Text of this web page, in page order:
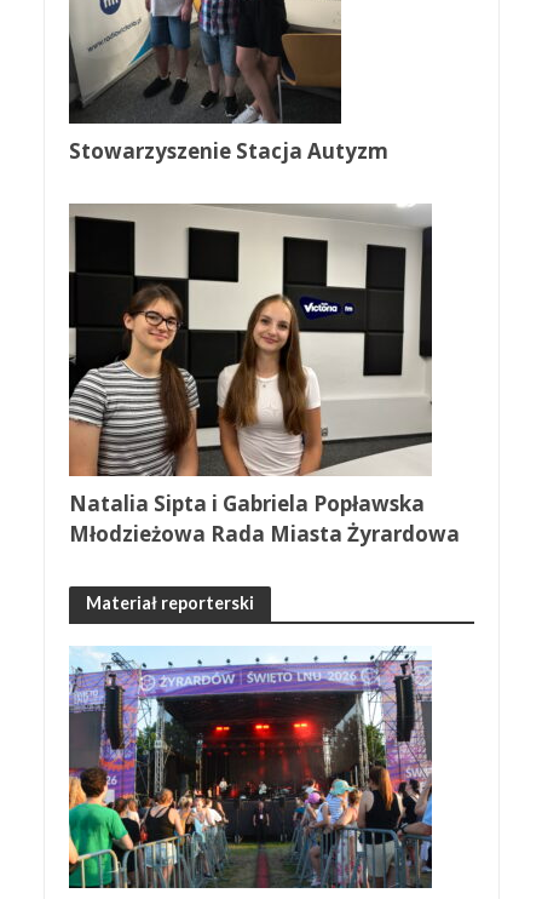
Stowarzyszenie Stacja Autyzm
Natalia Sipta i Gabriela Popławska
Młodzieżowa Rada Miasta Żyrardowa
Materiał reporterski